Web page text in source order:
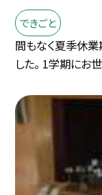
できごと
間もなく夏季休業
した。 1学期にお